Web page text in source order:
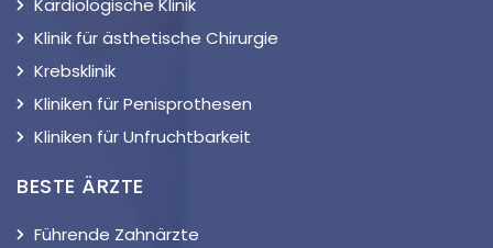
Kardiologische Klinik
Klinik für ästhetische Chirurgie
Krebsklinik
Kliniken für Penisprothesen
Kliniken für Unfruchtbarkeit
BESTE ÄRZTE
Führende Zahnärzte